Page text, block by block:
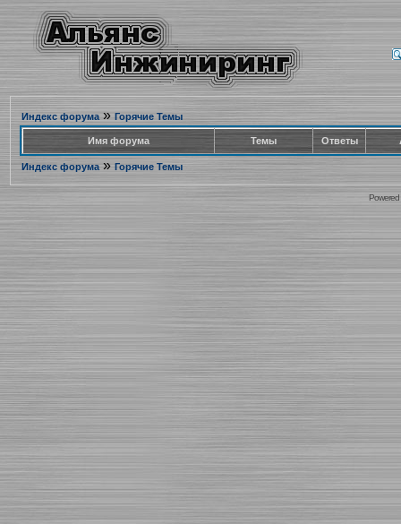
Индекс форума» Горячие Темы
Имя форума Темы Ответы
Индекс форума» Горячие Темы